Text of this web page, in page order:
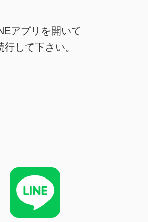
アプリを開いて
行して下さい。